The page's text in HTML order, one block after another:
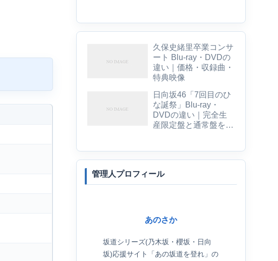
久保史緒里卒業コンサ
ート Blu-ray・DVDの
違い｜価格・収録曲・
特典映像
日向坂46「7回目のひ
な誕祭」Blu-ray・
DVDの違い｜完全生
産限定盤と通常盤を比
管理人プロフィール
あのさか
坂道シリーズ(乃木坂・櫻坂・日向
坂)応援サイト「あの坂道を登れ」の